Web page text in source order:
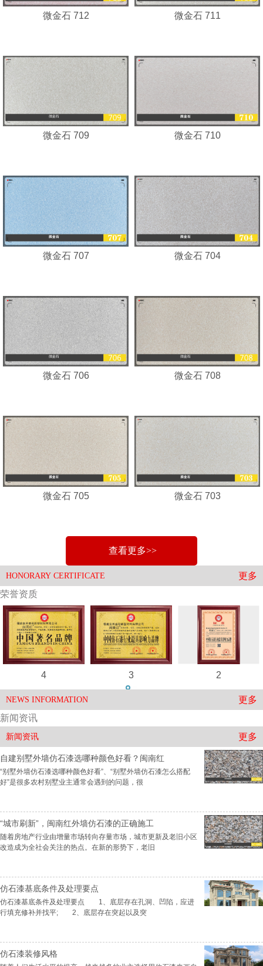
微金石 712 微金石 711
微金石 709 微金石 710
微金石 707 微金石 704
微金石 706 微金石 708
微金石 705 微金石 703
查看更多>>
HONORARY CERTIFICATE
更多
荣誉资质
4 3 2
NEWS INFORMATION
更多
新闻资讯
新闻资讯 更多
自建别墅外墙仿石漆选哪种颜色好看？闽南红
“别墅外墙仿石漆选哪种颜色好看”、“别墅外墙仿石漆怎么搭配
好”是很多农村别墅业主通常会遇到的问题，很
“城市刷新”，闽南红外墙仿石漆的正确施工
随着房地产行业由增量市场转向存量市场，城市更新及老旧小区
改造成为全社会关注的热点。在新的形势下，老旧
仿石漆基底条件及处理要点
仿石漆基底条件及处理要点 1、底层存在孔洞、凹陷，应进
行填充修补并找平; 2、底层存在突起以及突
仿石漆装修风格